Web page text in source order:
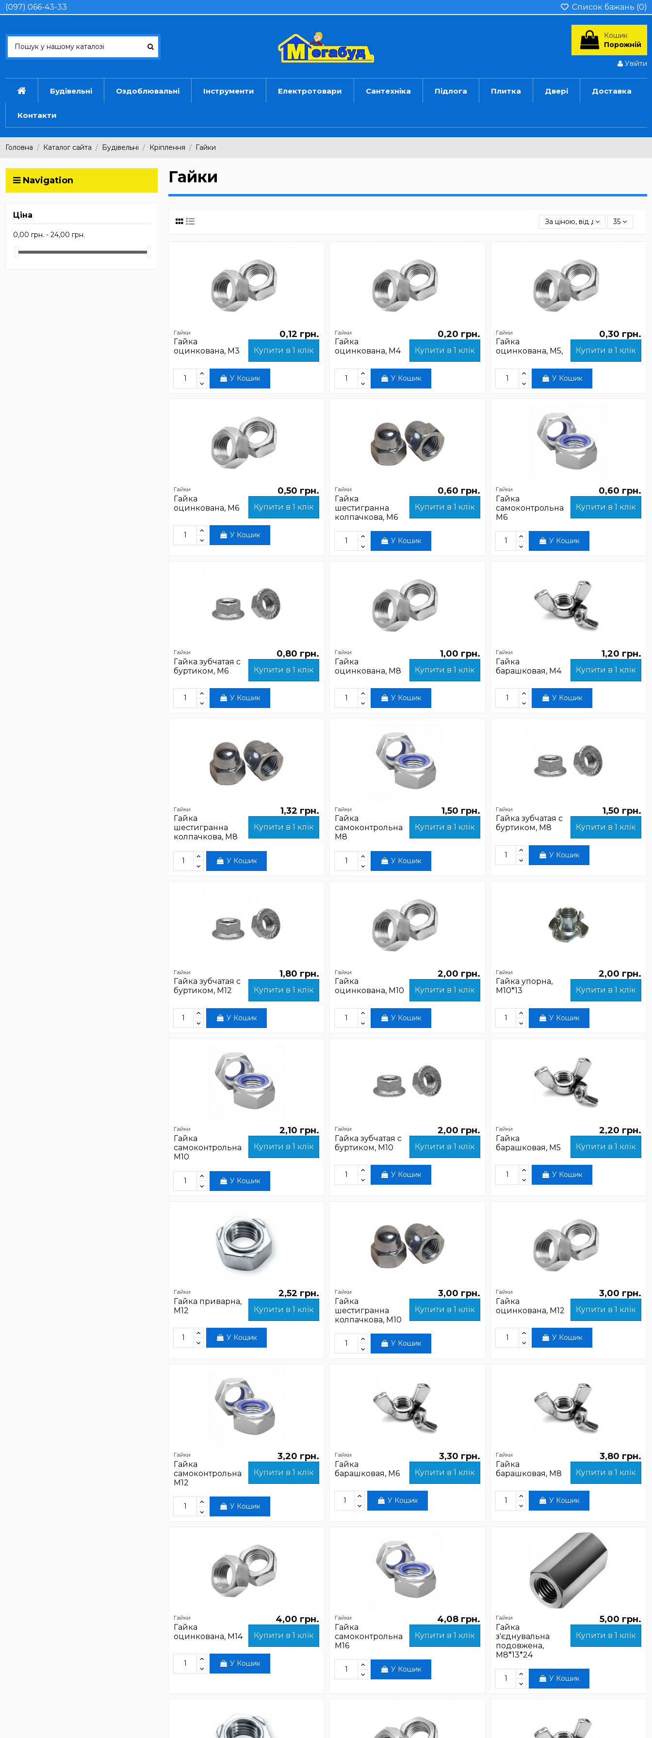
(097) 066-43-33 Список бажань (0)
Кошик
Порожній
Увійти
Будівельні Оздоблювальні Інструменти Електротовари Сантехніка Підлога Плитка Двері Доставка
Контакти
Головна Каталог сайта Будівельні Кріплення Гайки
Гайки
За ціною, від дешевших
35
Гайки
Гайка
оцинкована, М3
0,12 грн.
Купити в 1 клік
У Кошик
Гайки
Гайка
оцинкована, М4
0,20 грн.
Купити в 1 клік
У Кошик
Гайки
Гайка
оцинкована, М5,
0,30 грн.
Купити в 1 клік
У Кошик
Гайки
Гайка
оцинкована, М6
0,50 грн.
Купити в 1 клік
У Кошик
Гайки
Гайка
шестигранна
колпачкова, М6
0,60 грн.
Купити в 1 клік
У Кошик
Гайки
Гайка
самоконтрольна
М6
0,60 грн.
Купити в 1 клік
У Кошик
Гайки
Гайка зубчатая с
буртиком, М6
0,80 грн.
Купити в 1 клік
У Кошик
Гайки
Гайка
оцинкована, М8
1,00 грн.
Купити в 1 клік
У Кошик
Гайки
Гайка
барашковая, М4
1,20 грн.
Купити в 1 клік
У Кошик
Гайки
Гайка
шестигранна
колпачкова, М8
1,32 грн.
Купити в 1 клік
У Кошик
Гайки
Гайка
самоконтрольна
М8
1,50 грн.
Купити в 1 клік
У Кошик
Гайки
Гайка зубчатая с
буртиком, М8
1,50 грн.
Купити в 1 клік
У Кошик
Гайки
Гайка зубчатая с
буртиком, М12
1,80 грн.
Купити в 1 клік
У Кошик
Гайки
Гайка
оцинкована, М10
2,00 грн.
Купити в 1 клік
У Кошик
Гайки
Гайка упорна,
М10*13
2,00 грн.
Купити в 1 клік
У Кошик
Гайки
Гайка
самоконтрольна
М10
2,10 грн.
Купити в 1 клік
У Кошик
Гайки
Гайка зубчатая с
буртиком, М10
2,00 грн.
Купити в 1 клік
У Кошик
Гайки
Гайка
барашковая, М5
2,20 грн.
Купити в 1 клік
У Кошик
Гайки
Гайка приварна,
М12
2,52 грн.
Купити в 1 клік
У Кошик
Гайки
Гайка
шестигранна
колпачкова, М10
3,00 грн.
Купити в 1 клік
У Кошик
Гайки
Гайка
оцинкована, М12
3,00 грн.
Купити в 1 клік
У Кошик
Гайки
Гайка
самоконтрольна
М12
3,20 грн.
Купити в 1 клік
У Кошик
Гайки
Гайка
барашковая, М6
3,30 грн.
Купити в 1 клік
У Кошик
Гайки
Гайка
барашковая, М8
3,80 грн.
Купити в 1 клік
У Кошик
Гайки
Гайка
оцинкована, М14
4,00 грн.
Купити в 1 клік
У Кошик
Гайки
Гайка
самоконтрольна
М16
4,08 грн.
Купити в 1 клік
У Кошик
Гайки
Гайка
з'єднувальна
подовжена,
М8*13*24
5,00 грн.
Купити в 1 клік
У Кошик
Navigation
Ціна
0,00 грн. - 24,00 грн.